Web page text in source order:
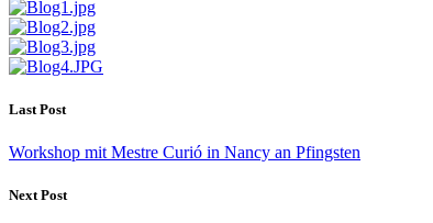
Last Post
Workshop mit Mestre Curió in Nancy an Pfingsten
Next Post